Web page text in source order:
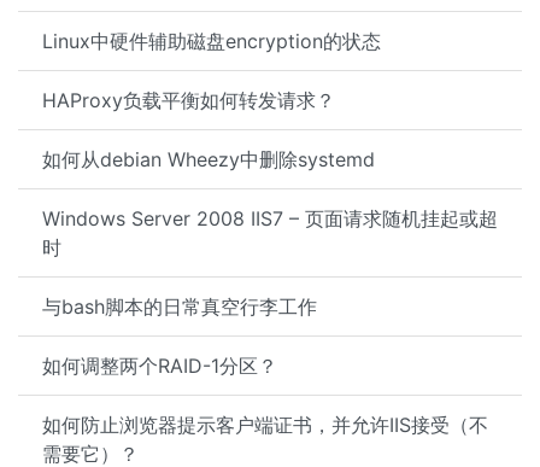
Linux中硬件辅助磁盘encryption的状态
HAProxy负载平衡如何转发请求？
如何从debian Wheezy中删除systemd
Windows Server 2008 IIS7 – 页面请求随机挂起或超
时
与bash脚本的日常真空行李工作
如何调整两个RAID-1分区？
如何防止浏览器提示客户端证书，并允许IIS接受（不
需要它）？